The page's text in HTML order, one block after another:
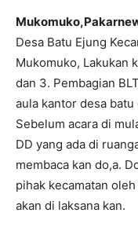
Desa Batu Ejung
Mukomuko, Lakukan
dan 3. Pembagian
aula kantor desa
Sebelum acara di
DD yang ada di
membaca kan do,a.
pihak kecamatan
akan di laksana kan.